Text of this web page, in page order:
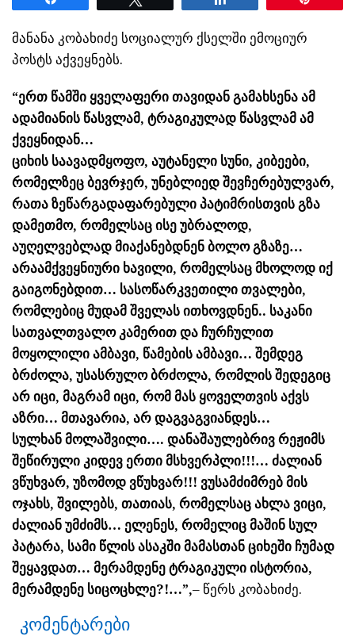
მანანა კობახიძე სოციალურ ქსელში ემოციურ
პოსტს აქვეყნებს.
“ერთ წამში ყველაფერი თავიდან გამახსენა ამ
ადამიანის წასვლამ, ტრაგიკულად წასვლამ ამ
ქვეყნიდან…
ციხის საავადმყოფო, აუტანელი სუნი, კიბეები,
რომელზეც ბევრჯერ, უნებლიედ შევჩერებულვარ,
რათა ზეწარგადაფარებული პატიმრისთვის გზა
დამეთმო, რომელსაც ისე უბრალოდ,
აუღელვებლად მიაქანებდნენ ბოლო გზაზე…
არაამქვეყნიური ხავილი, რომელსაც მხოლოდ იქ
გაიგონებდით… სასოწარკვეთილი თვალები,
რომლებიც მუდამ შველას ითხოვდნენ.. საკანი
სათვალთვალო კამერით და ჩურჩულით
მოყოლილი ამბავი, წამების ამბავი… შემდეგ
ბრძოლა, უსასრულო ბრძოლა, რომლის შედეგიც
არ იცი, მაგრამ იცი, რომ მას ყოველთვის აქვს
აზრი… მთავარია, არ დაგვაგვიანდეს…
სულხან მოლაშვილი…. დანაშაულებრივ რეჟიმს
შეწირული კიდევ ერთი მსხვერპლი!!!… ძალიან
ვწუხვარ, უზომოდ ვწუხვარ!!! ვუსამძიმრებ მის
ოჯახს, შვილებს, თათიას, რომელსაც ახლა ვიცი,
ძალიან უმძიმს… ელენეს, რომელიც მაშინ სულ
პატარა, სამი წლის ასაკში მამასთან ციხეში ჩუმად
შეყავდათ… მერამდენე ტრაგიკული ისტორია,
მერამდენე სიცოცხლე?!…”,– წერს კობახიძე.
კომენტარები